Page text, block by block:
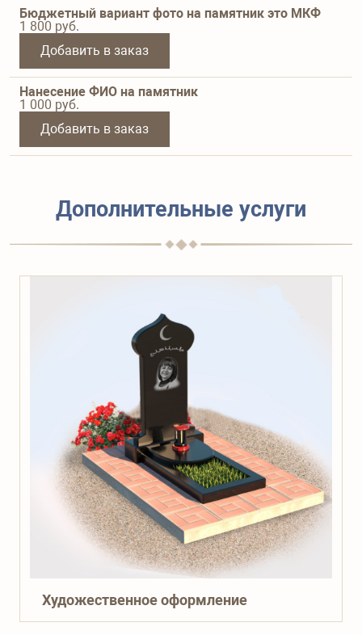
Бюджетный вариант фото на памятник это МКФ
1 800 руб.
Добавить в заказ
Нанесение ФИО на памятник
1 000 руб.
Добавить в заказ
Дополнительные услуги
Художественное оформление